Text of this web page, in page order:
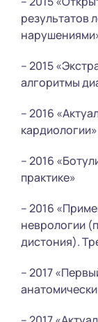
результатов
– 2015
алгоритмы
– 2016
кардиологии»
– 2016
практике»
– 2016
неврологии
дистония).
– 2017